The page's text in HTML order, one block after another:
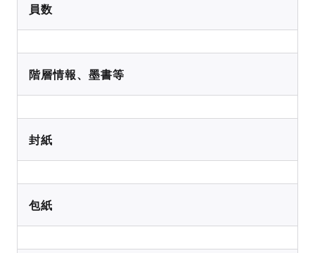
員数
階層情報、墨書等
封紙
包紙